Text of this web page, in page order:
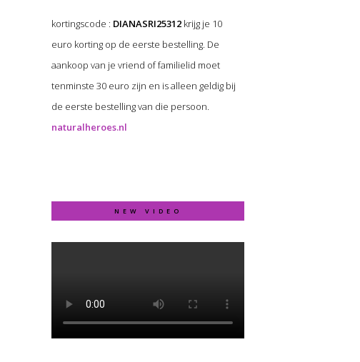
kortingscode : DIANASRI25312 krijg je 10
euro korting op de eerste bestelling. De
aankoop van je vriend of familielid moet
tenminste 30 euro zijn en is alleen geldig bij
de eerste bestelling van die persoon.
naturalheroes.nl
NEW VIDEO